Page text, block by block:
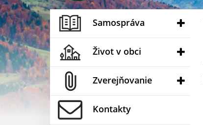
Samospráva
Život v obci
Zverejňovanie
Kontakty